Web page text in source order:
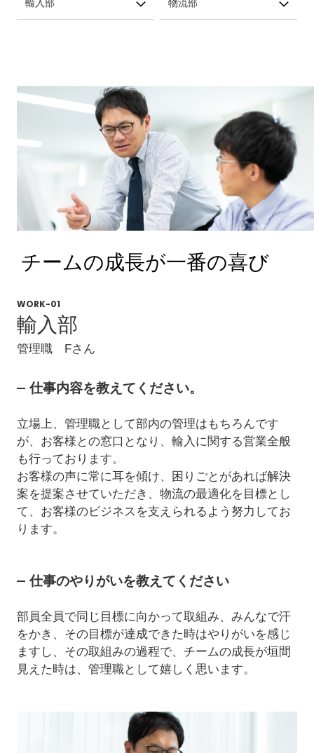
輸入部 物流部
チームの成長が一番の喜び
WORK-01
輸入部
管理職 Fさん
仕事内容を教えてください。
立場上、管理職として部内の管理はもちろんです
が、お客様との窓口となり、輸入に関する営業全般
も行っております。
お客様の声に常に耳を傾け、困りごとがあれば解決
案を提案させていただき、物流の最適化を目標とし
て、お客様のビジネスを支えられるよう努力してお
ります。
仕事のやりがいを教えてください
部員全員で同じ目標に向かって取組み、みんなで汗
をかき、その目標が達成できた時はやりがいを感じ
ますし、その取組みの過程で、チームの成長が垣間
見えた時は、管理職として嬉しく思います。